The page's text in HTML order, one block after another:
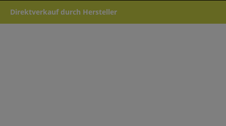
Hauptinhalt springen
Zur Suche springen
Zur Hauptnavigation springen
Direktverkauf durch Hersteller